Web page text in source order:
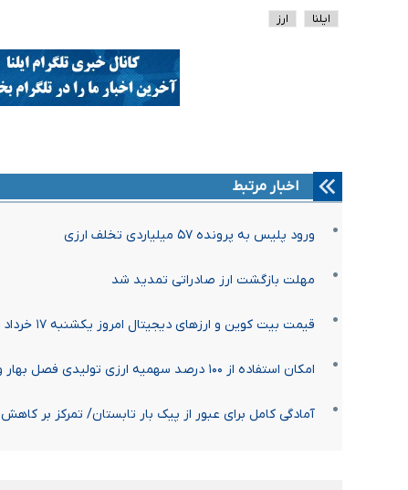
ایلنا ارز
اخبار مرتبط
ورود پلیس به پرونده ۵۷ میلیاردی تخلف ارزی
مهلت بازگشت ارز صادراتی تمدید شد
قیمت بیت کوین و ارز‌های دیجیتال امروز یکشنبه ۱۷ خرداد ۱۴۰۵ + جدول
امکان استفاده از ۱۰۰ درصد سهمیه ارزی تولیدی فصل بهار وزارت صمت
آمادگی کامل برای عبور از پیک بار تابستان/ تمرکز بر کاهش ۵ درصدی مصرف برق و مقابله با ماینرها